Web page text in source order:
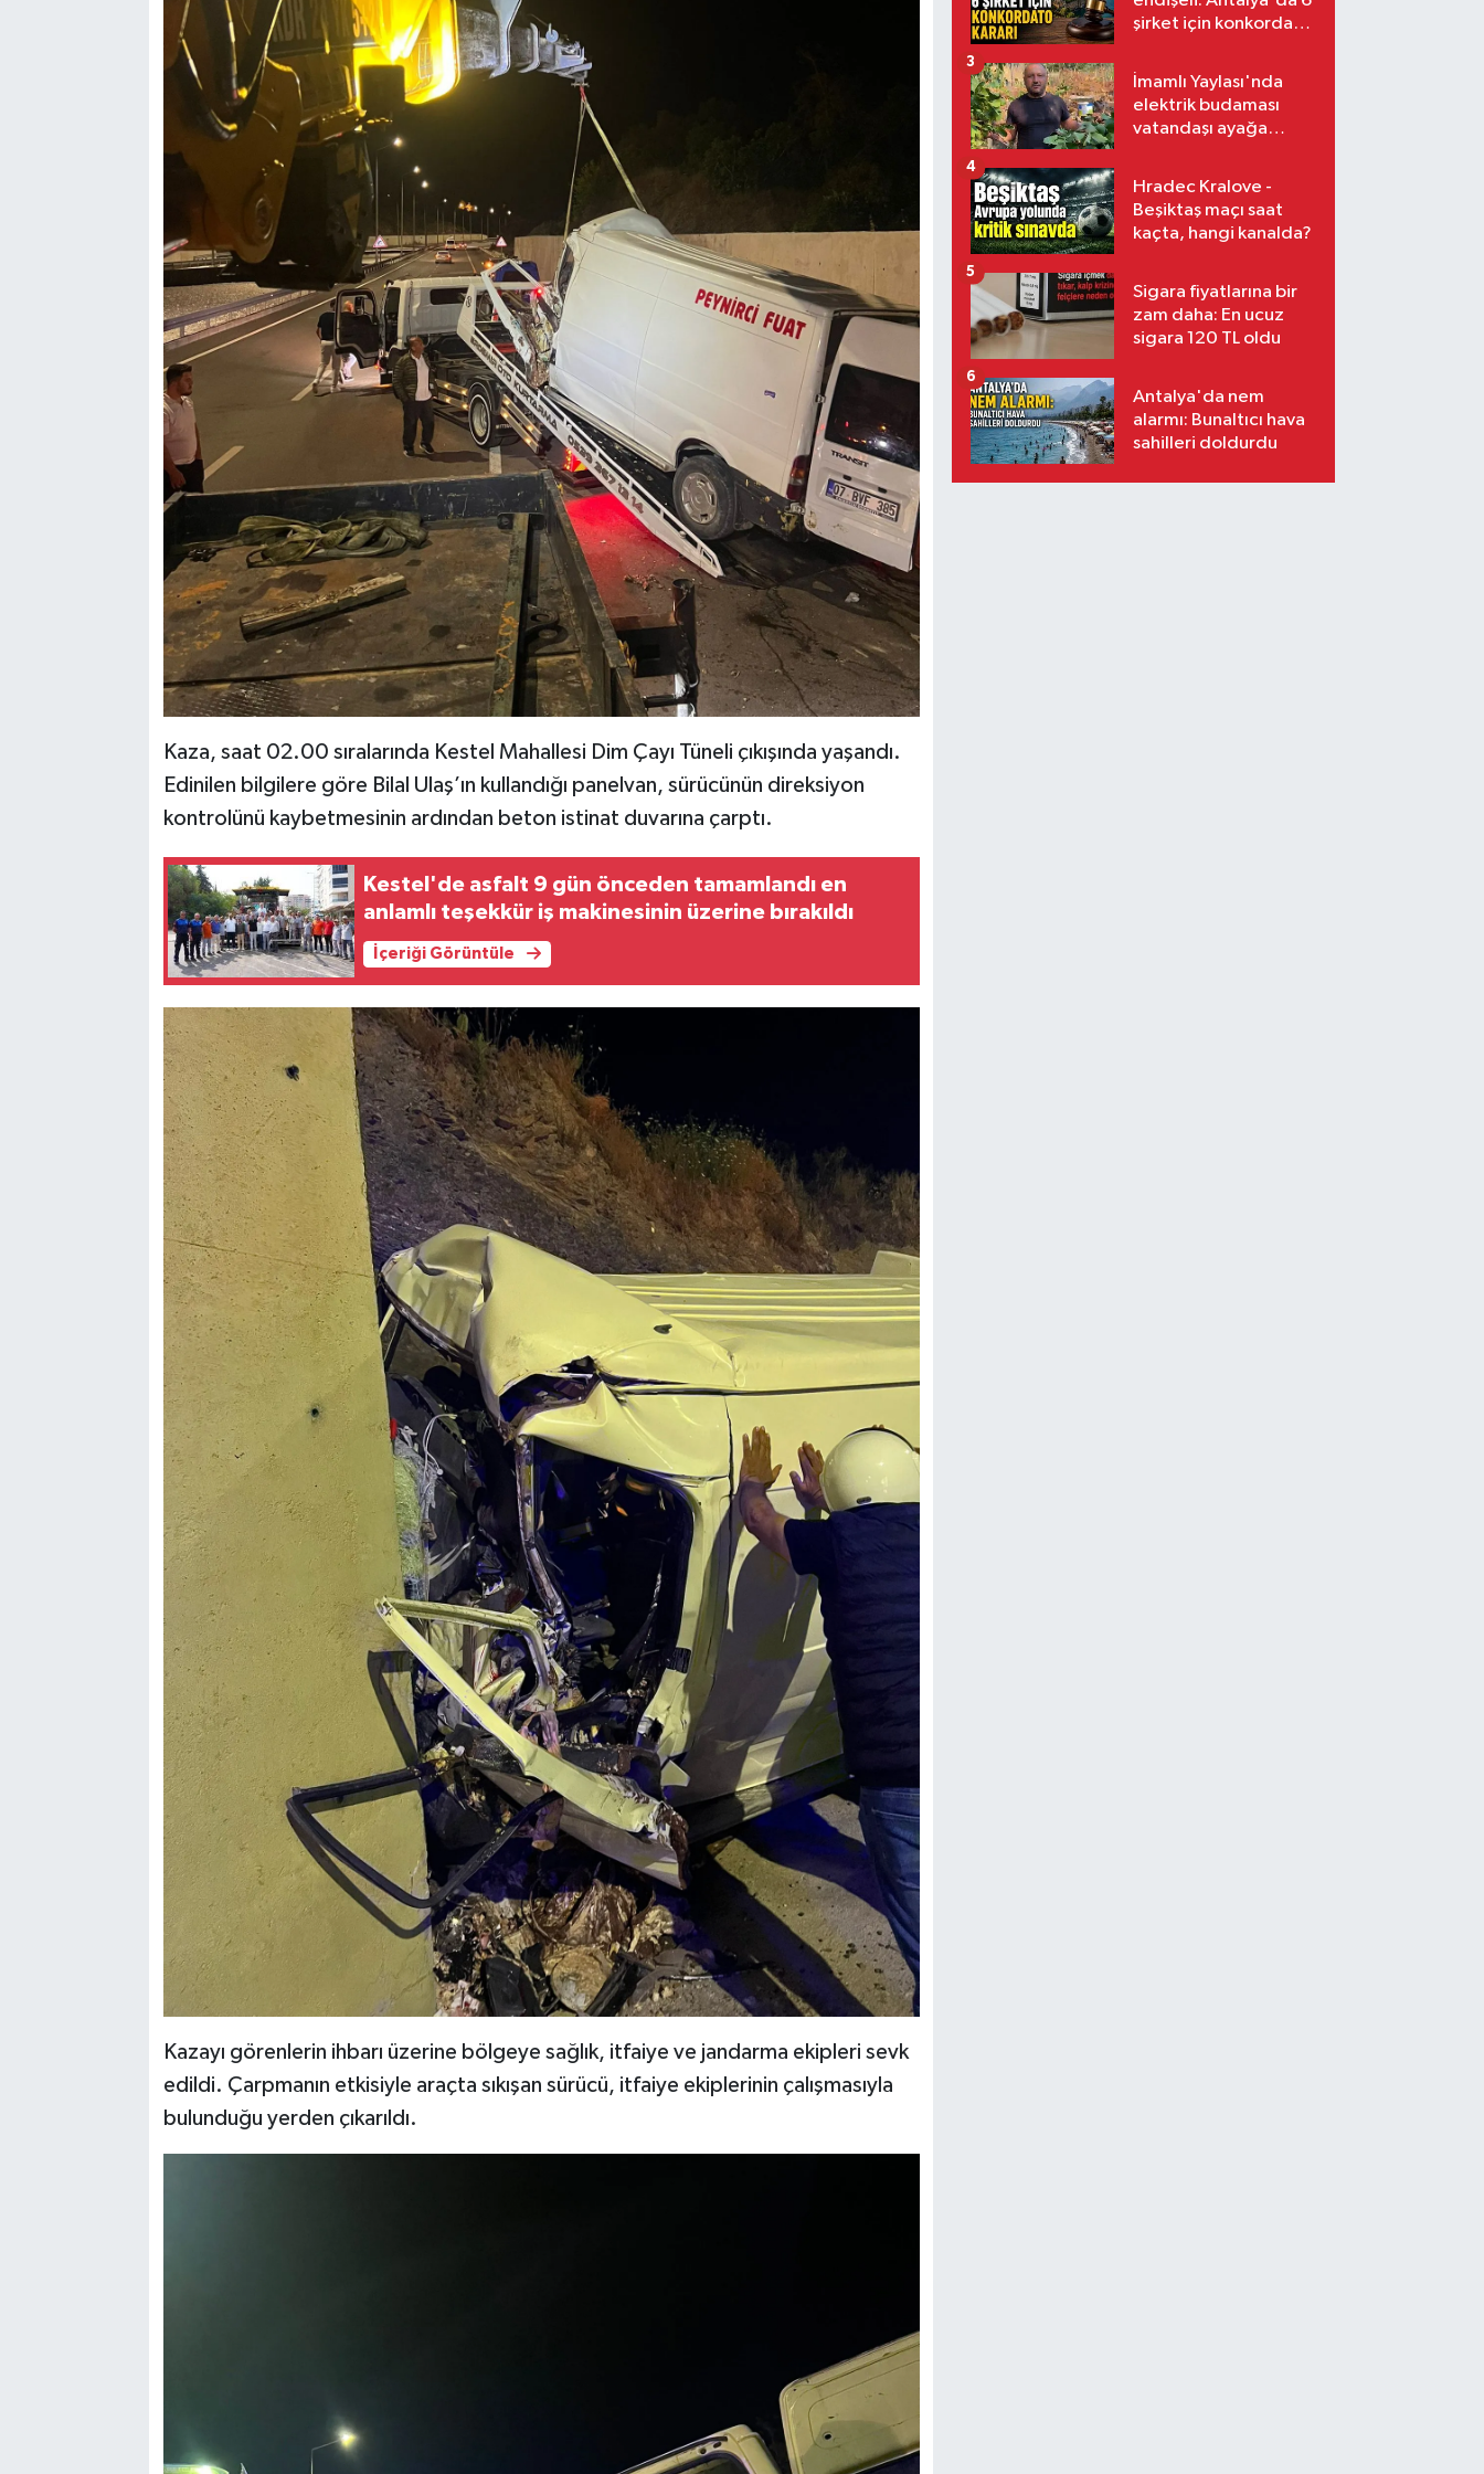
Kaza, saat 02.00 sıralarında Kestel Mahallesi Dim Çayı Tüneli çıkışında yaşandı.
Edinilen bilgilere göre Bilal Ulaş’ın kullandığı panelvan, sürücünün direksiyon
kontrolünü kaybetmesinin ardından beton istinat duvarına çarptı.
Kestel'de asfalt 9 gün önceden tamamlandı en
anlamlı teşekkür iş makinesinin üzerine bırakıldı
İçeriği Görüntüle
Kazayı görenlerin ihbarı üzerine bölgeye sağlık, itfaiye ve jandarma ekipleri sevk
edildi. Çarpmanın etkisiyle araçta sıkışan sürücü, itfaiye ekiplerinin çalışmasıyla
bulunduğu yerden çıkarıldı.
şirket için konkordato
İmamlı Yaylası'nda
elektrik budaması
vatandaşı ayağa
3
Hradec Kralove -
Beşiktaş maçı saat
kaçta, hangi kanalda?
4
Sigara fiyatlarına bir
zam daha: En ucuz
sigara 120 TL oldu
5
Antalya'da nem
alarmı: Bunaltıcı hava
sahilleri doldurdu
6